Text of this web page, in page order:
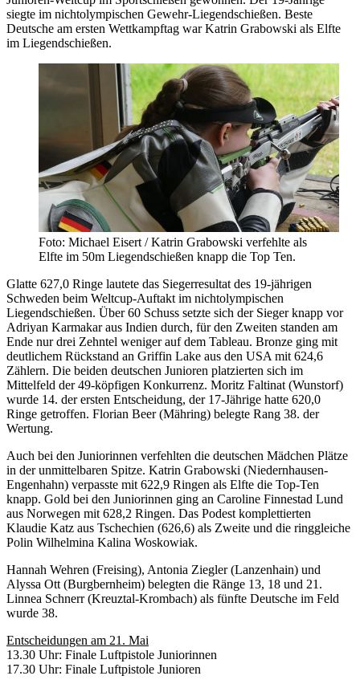
siegte im nichtolympischen Gewehr-Liegendschießen. Beste
Deutsche am ersten Wettkampftag war Katrin Grabowski als Elfte
im Liegendschießen.
Foto: Michael Eisert / Katrin Grabowski verfehlte als
Elfte im 50m Liegendschießen knapp die Top Ten.
Glatte 627,0 Ringe lautete das Siegerresultat des 19-jährigen
Schweden beim Weltcup-Auftakt im nichtolympischen
Liegendschießen. Über 60 Schuss setzte sich der Sieger knapp vor
Adriyan Karmakar aus Indien durch, für den Zweiten standen am
Ende nur drei Zehntel weniger auf dem Tableau. Bronze ging mit
deutlichem Rückstand an Griffin Lake aus den USA mit 624,6
Zählern. Die beiden deutschen Junioren platzierten sich im
Mittelfeld der 49-köpfigen Konkurrenz. Moritz Faltinat (Wunstorf)
wurde 14. der ersten Entscheidung, der 17-Jährige hatte 620,0
Ringe getroffen. Florian Beer (Mähring) belegte Rang 38. der
Wertung.
Auch bei den Juniorinnen verfehlten die deutschen Mädchen Plätze
in der unmittelbaren Spitze. Katrin Grabowski (Niedernhausen-
Engenhahn) verpasste mit 622,9 Ringen als Elfte die Top-Ten
knapp. Gold bei den Juniorinnen ging an Caroline Finnestad Lund
aus Norwegen mit 628,2 Ringen. Das Podest komplettierten
Klaudie Katz aus Tschechien (626,6) als Zweite und die ringgleiche
Polin Wilhelmina Kalina Woskowiak.
Hannah Wehren (Freising), Antonia Ziegler (Lanzenhain) und
Alyssa Ott (Burgbernheim) belegten die Ränge 13, 18 und 21.
Linnea Schnerr (Kreuztal-Krombach) als fünfte Deutsche im Feld
wurde 38.
Entscheidungen am 21. Mai
13.30 Uhr: Finale Luftpistole Juniorinnen
17.30 Uhr: Finale Luftpistole Junioren